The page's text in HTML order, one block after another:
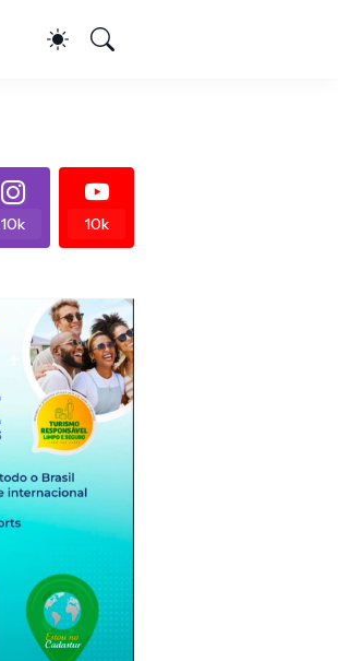
10k 10k